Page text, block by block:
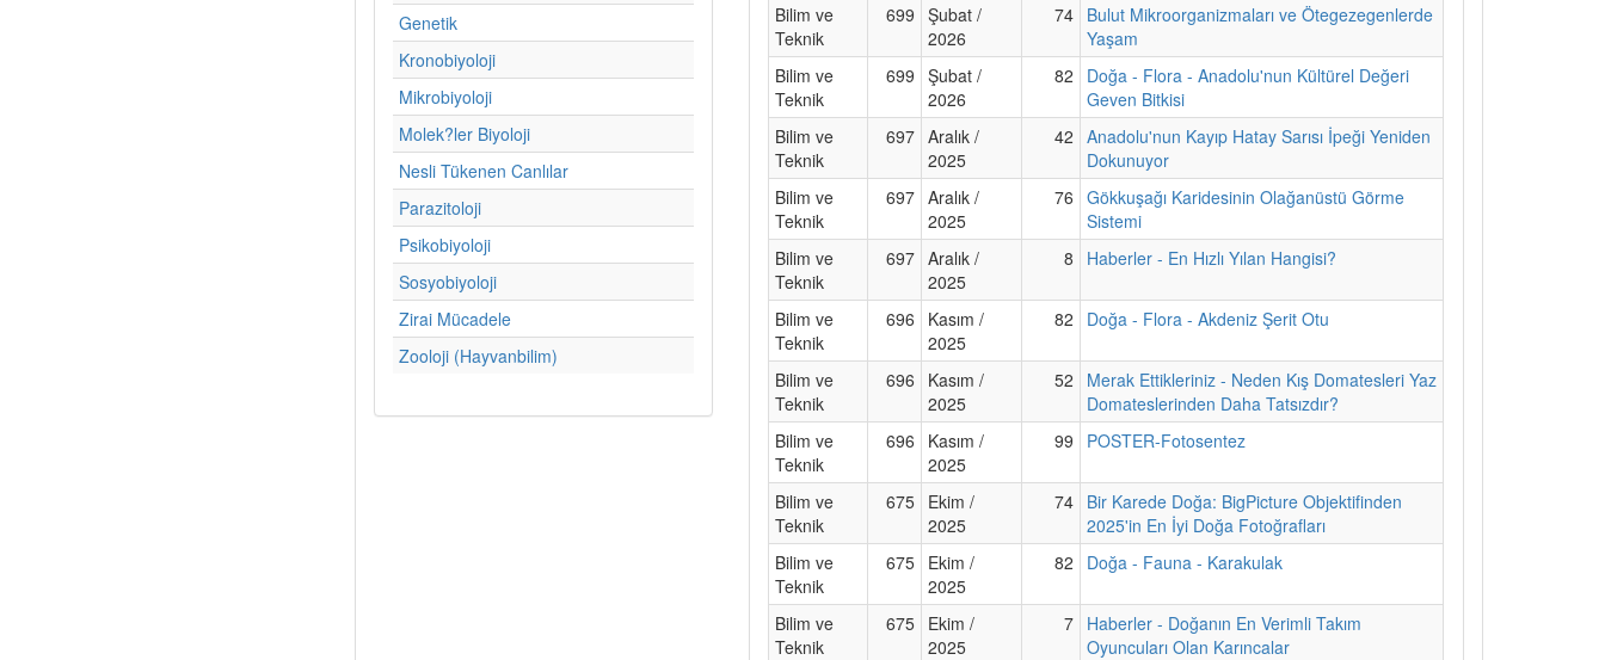
Genetik
Kronobiyoloji
Mikrobiyoloji
Molek?ler Biyoloji
Nesli Tükenen Canlılar
Parazitoloji
Psikobiyoloji
Sosyobiyoloji
Zirai Mücadele
Zooloji (Hayvanbilim)
Bilim ve
Teknik
699
Şubat /
2026
74 Bulut Mikroorganizmaları ve Ötegezegenlerde
Yaşam
Bilim ve
Teknik
699
Şubat /
2026
82
Doğa - Flora - Anadolu'nun Kültürel Değeri
Geven Bitkisi
Bilim ve
Teknik
697 Aralık /
2025
42
Anadolu'nun Kayıp Hatay Sarısı İpeği Yeniden
Dokunuyor
Bilim ve
Teknik
697 Aralık /
2025
76
Gökkuşağı Karidesinin Olağanüstü Görme
Sistemi
Bilim ve
Teknik
697 Aralık /
2025
8 Haberler - En Hızlı Yılan Hangisi?
Bilim ve
Teknik
696
Kasım /
2025
82 Doğa - Flora - Akdeniz Şerit Otu
Bilim ve
Teknik
696
Kasım /
2025
52
Merak Ettikleriniz - Neden Kış Domatesleri Yaz
Domateslerinden Daha Tatsızdır?
Bilim ve
Teknik
696
Kasım /
2025
99 POSTER-Fotosentez
Bilim ve
Teknik
675 Ekim /
2025
74 Bir Karede Doğa: BigPicture Objektifinden
2025'in En İyi Doğa Fotoğrafları
Bilim ve
Teknik
675 Ekim /
2025
82 Doğa - Fauna - Karakulak
Bilim ve
Teknik
675 Ekim /
2025
7 Haberler - Doğanın En Verimli Takım
Oyuncuları Olan Karıncalar